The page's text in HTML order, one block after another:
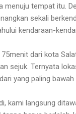
menuju tempat itu.
sekali
kendaraan-
dari kota
sejuk. Ternyata
yang paling
kami langsung